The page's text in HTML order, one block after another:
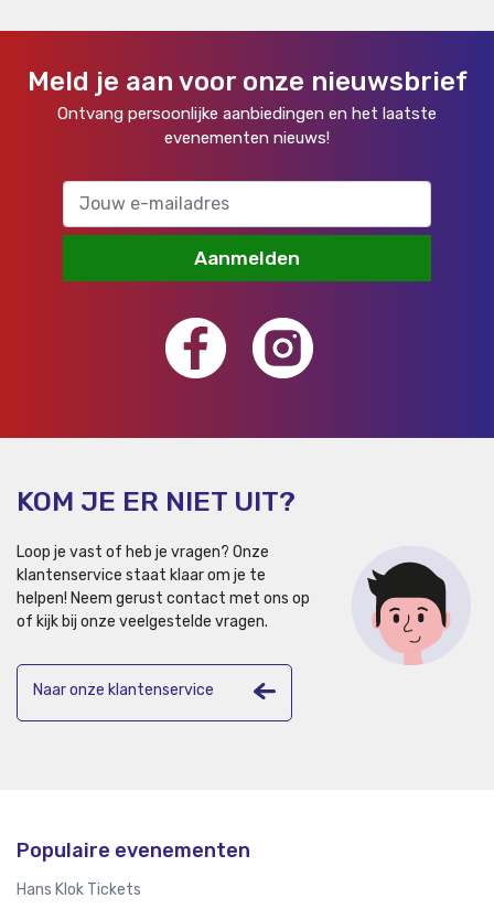
Meld je aan voor onze nieuwsbrief
Ontvang persoonlijke aanbiedingen en het laatste
evenementen nieuws!
Aanmelden
KOM JE ER NIET UIT?
Loop je vast of heb je vragen? Onze
klantenservice staat klaar om je te
helpen! Neem gerust contact met ons op
of kijk bij onze veelgestelde vragen.
Naar onze klantenservice
Populaire evenementen
Hans Klok Tickets